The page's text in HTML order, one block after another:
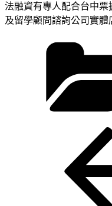
法融資有專人配合台中
及留學顧問諮詢公司實體